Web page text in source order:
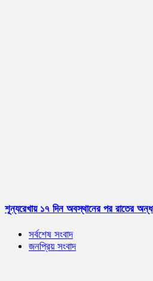
শূন্যরেখায় ১৭ দিন অবস্থানের পর রাতের
সর্বশেষ সংবাদ
জনপ্রিয় সংবাদ